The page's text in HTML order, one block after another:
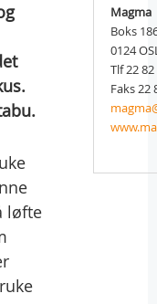
løfte
Magma
Boks
0124
Tlf 22
Faks 22